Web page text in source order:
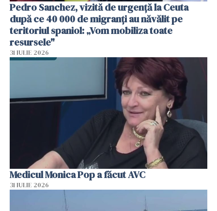
Pedro Sanchez, vizită de urgență la Ceuta
după ce 40 000 de migranți au năvălit pe
teritoriul spaniol: „Vom mobiliza toate
resursele"
31 IULIE 2026
Medicul Monica Pop a făcut AVC
31 IULIE 2026